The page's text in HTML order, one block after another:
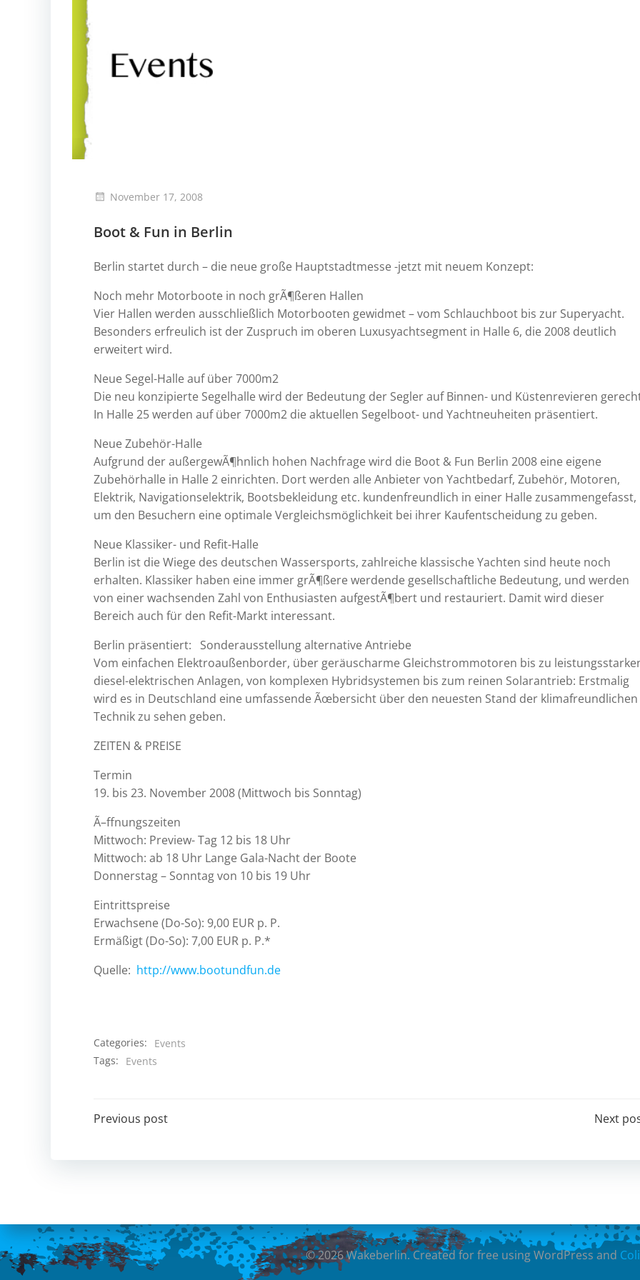
November 17, 2008
Boot & Fun in Berlin
Berlin startet durch – die neue große Hauptstadtmesse -jetzt mit neuem Konzept:
Noch mehr Motorboote in noch grÃ¶ßeren Hallen
Vier Hallen werden ausschließlich Motorbooten gewidmet – vom Schlauchboot bis zur Superyacht.
Besonders erfreulich ist der Zuspruch im oberen Luxusyachtsegment in Halle 6, die 2008 deutlich
erweitert wird.
Neue Segel-Halle auf über 7000m2
Die neu konzipierte Segelhalle wird der Bedeutung der Segler auf Binnen- und Küstenrevieren
In Halle 25 werden auf über 7000m2 die aktuellen Segelboot- und Yachtneuheiten präsentiert.
Neue Zubehör-Halle
Aufgrund der außergewÃ¶hnlich hohen Nachfrage wird die Boot & Fun Berlin 2008 eine eigene
Zubehörhalle in Halle 2 einrichten. Dort werden alle Anbieter von Yachtbedarf, Zubehör, Motoren,
Elektrik, Navigationselektrik, Bootsbekleidung etc. kundenfreundlich in einer Halle zusammengefasst,
um den Besuchern eine optimale Vergleichsmöglichkeit bei ihrer Kaufentscheidung zu geben.
Neue Klassiker- und Refit-Halle
Berlin ist die Wiege des deutschen Wassersports, zahlreiche klassische Yachten sind heute noch
erhalten. Klassiker haben eine immer grÃ¶ßere werdende gesellschaftliche Bedeutung, und werden
von einer wachsenden Zahl von Enthusiasten aufgestÃ¶bert und restauriert. Damit wird dieser
Bereich auch für den Refit-Markt interessant.
Berlin präsentiert: Sonderausstellung alternative Antriebe
Vom einfachen Elektroaußenborder, über geräuscharme Gleichstrommotoren bis zu
diesel-elektrischen Anlagen, von komplexen Hybridsystemen bis zum reinen Solarantrieb: Erstmalig
wird es in Deutschland eine umfassende Ãœbersicht über den neuesten Stand der klimafreundlichen
Technik zu sehen geben.
ZEITEN & PREISE
Termin
19. bis 23. November 2008 (Mittwoch bis Sonntag)
Ã–ffnungszeiten
Mittwoch: Preview- Tag 12 bis 18 Uhr
Mittwoch: ab 18 Uhr Lange Gala-Nacht der Boote
Donnerstag – Sonntag von 10 bis 19 Uhr
Eintrittspreise
Erwachsene (Do-So): 9,00 EUR p. P.
Ermäßigt (Do-So): 7,00 EUR p. P.*
Quelle: http://www.bootundfun.de
Categories:
Events
Tags:
Events
Post
navigation
Previous post
navigation
Next
© 2026 Wakeberlin. Created for free using WordPress and